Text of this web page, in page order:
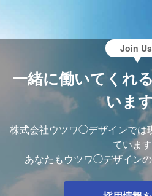
Join
一緒に働いてくれ
いま
株式会社ウツワ◯デザインでは
ています
あなたもウツワ◯デザイン